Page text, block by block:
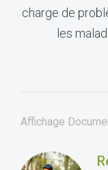
charge de
les
Affichage